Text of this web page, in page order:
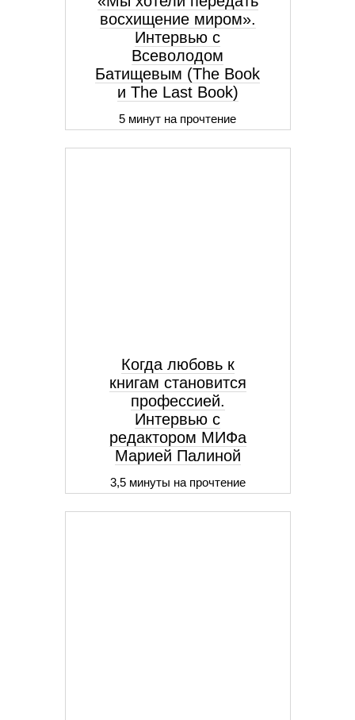
восхищение миром».
Интервью с
Всеволодом
Батищевым (The Book
и The Last Book)
5 минут на прочтение
Когда любовь к
книгам становится
профессией.
Интервью с
редактором МИФа
Марией Палиной
3,5 минуты на прочтение